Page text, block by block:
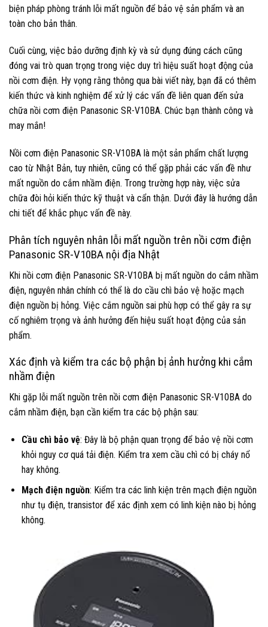
biện pháp phòng tránh lỗi mất nguồn để bảo vệ sản phẩm và an
toàn cho bản thân.
Cuối cùng, việc bảo dưỡng định kỳ và sử dụng đúng cách cũng
đóng vai trò quan trọng trong việc duy trì hiệu suất hoạt động của
nồi cơm điện. Hy vọng rằng thông qua bài viết này, bạn đã có thêm
kiến thức và kinh nghiệm để xử lý các vấn đề liên quan đến sửa
chữa nồi cơm điện Panasonic SR-V10BA. Chúc bạn thành công và
may mắn!
Nồi cơm điện Panasonic SR-V10BA là một sản phẩm chất lượng
cao từ Nhật Bản, tuy nhiên, cũng có thể gặp phải các vấn đề như
mất nguồn do cắm nhầm điện. Trong trường hợp này, việc sửa
chữa đòi hỏi kiến thức kỹ thuật và cẩn thận. Dưới đây là hướng dẫn
chi tiết để khắc phục vấn đề này.
Phân tích nguyên nhân lỗi mất nguồn trên nồi cơm điện
Panasonic SR-V10BA nội địa Nhật
Khi nồi cơm điện Panasonic SR-V10BA bị mất nguồn do cắm nhầm
điện, nguyên nhân chính có thể là do cầu chì bảo vệ hoặc mạch
điện nguồn bị hỏng. Việc cắm nguồn sai phù hợp có thể gây ra sự
cố nghiêm trọng và ảnh hưởng đến hiệu suất hoạt động của sản
phẩm.
Xác định và kiểm tra các bộ phận bị ảnh hưởng khi cắm
nhầm điện
Khi gặp lỗi mất nguồn trên nồi cơm điện Panasonic SR-V10BA do
cắm nhầm điện, bạn cần kiểm tra các bộ phận sau:
Cầu chì bảo vệ: Đây là bộ phận quan trọng để bảo vệ nồi cơm
khỏi nguy cơ quá tải điện. Kiểm tra xem cầu chì có bị cháy nổ
hay không.
Mạch điện nguồn: Kiểm tra các linh kiện trên mạch điện nguồn
như tụ điện, transistor để xác định xem có linh kiện nào bị hỏng
không.